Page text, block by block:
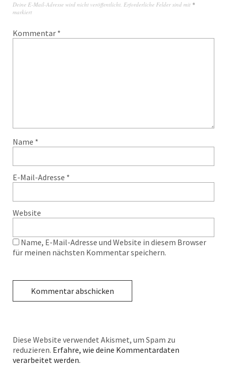
Deine E-Mail-Adresse wird nicht veröffentlicht. Erforderliche Felder sind mit *
markiert
Kommentar *
Name *
E-Mail-Adresse *
Website
Name, E-Mail-Adresse und Website in diesem Browser
für meinen nächsten Kommentar speichern.
Diese Website verwendet Akismet, um Spam zu
reduzieren. Erfahre, wie deine Kommentardaten
verarbeitet werden.